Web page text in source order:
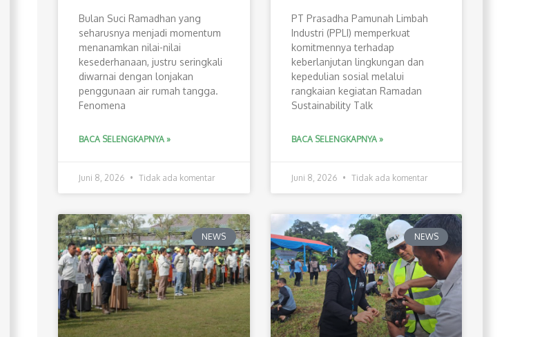
Bulan Suci Ramadhan yang
seharusnya menjadi momentum
menanamkan nilai-nilai
kesederhanaan, justru seringkali
diwarnai dengan lonjakan
penggunaan air rumah tangga.
Fenomena
BACA SELENGKAPNYA »
Juni 8, 2026 Tidak ada komentar
PT Prasadha Pamunah Limbah
Industri (PPLI) memperkuat
komitmennya terhadap
keberlanjutan lingkungan dan
kepedulian sosial melalui
rangkaian kegiatan Ramadan
Sustainability Talk
BACA SELENGKAPNYA »
Juni 8, 2026 Tidak ada komentar
NEWS NEWS